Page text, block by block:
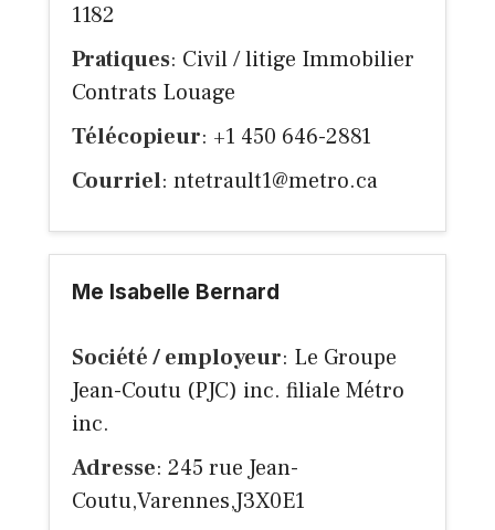
1182
Pratiques: Civil / litige Immobilier
Contrats Louage
Télécopieur: +1 450 646-2881
Courriel: ntetrault1@metro.ca
Me Isabelle Bernard
Société / employeur: Le Groupe
Jean-Coutu (PJC) inc. filiale Métro
inc.
Adresse: 245 rue Jean-
Coutu,Varennes,J3X0E1